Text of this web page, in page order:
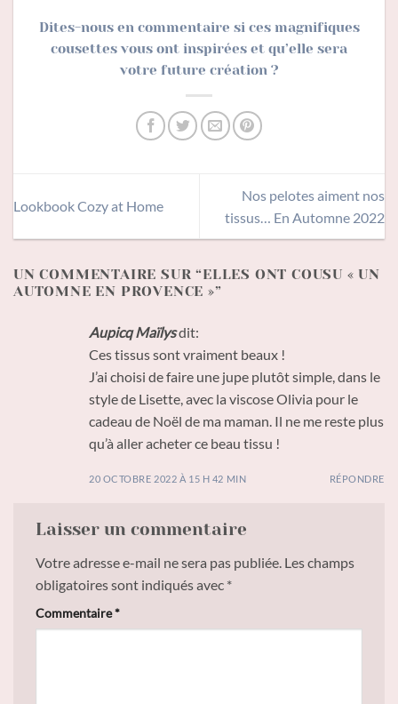
Dites-nous en commentaire si ces magnifiques
cousettes vous ont inspirées et qu’elle sera
votre future création ?
Lookbook Cozy at Home
Nos pelotes aiment nos
tissus… En Automne 2022
UN COMMENTAIRE SUR “ELLES ONT COUSU « UN
AUTOMNE EN PROVENCE »”
Aupicq Maïlysdit:
Ces tissus sont vraiment beaux !
J’ai choisi de faire une jupe plutôt simple, dans le
style de Lisette, avec la viscose Olivia pour le
cadeau de Noël de ma maman. Il ne me reste plus
qu’à aller acheter ce beau tissu !
20 OCTOBRE 2022 À 15 H 42 MIN RÉPONDRE
Laisser un commentaire
Votre adresse e-mail ne sera pas publiée. Les champs
obligatoires sont indiqués avec *
Commentaire*